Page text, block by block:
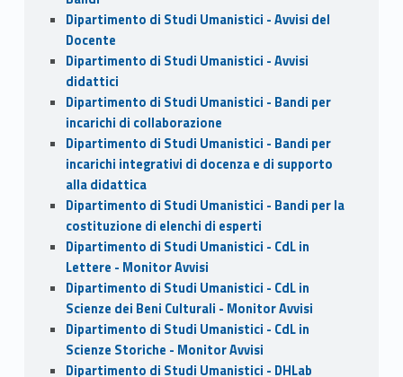
Dipartimento di Studi Umanistici - Avvisi del
Docente
Dipartimento di Studi Umanistici - Avvisi
didattici
Dipartimento di Studi Umanistici - Bandi per
incarichi di collaborazione
Dipartimento di Studi Umanistici - Bandi per
incarichi integrativi di docenza e di supporto
alla didattica
Dipartimento di Studi Umanistici - Bandi per la
costituzione di elenchi di esperti
Dipartimento di Studi Umanistici - CdL in
Lettere - Monitor Avvisi
Dipartimento di Studi Umanistici - CdL in
Scienze dei Beni Culturali - Monitor Avvisi
Dipartimento di Studi Umanistici - CdL in
Scienze Storiche - Monitor Avvisi
Dipartimento di Studi Umanistici - DHLab